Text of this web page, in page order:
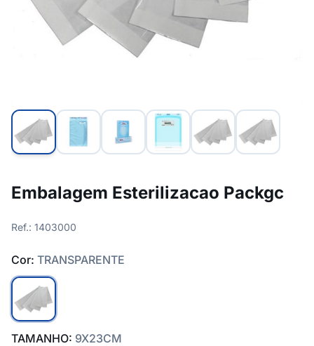
Embalagem Esterilizacao Packgc
Ref.: 1403000
Cor: TRANSPARENTE
TAMANHO: 9X23CM